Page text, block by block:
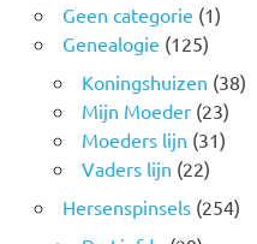
Geen categorie (1)
Genealogie (125)
Koningshuizen (38)
Mijn Moeder(23)
Moeders lijn (31)
Vaders lijn (22)
Hersenspinsels(254)